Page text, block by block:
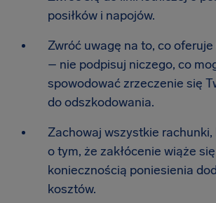
posiłków i napojów.
Zwróć uwagę na to, co
– nie podpisuj niczego, co
spowodować zrzeczenie się
do odszkodowania.
Zachowaj wszystkie
o tym, że zakłócenie wiąże
koniecznością poniesienia
kosztów.